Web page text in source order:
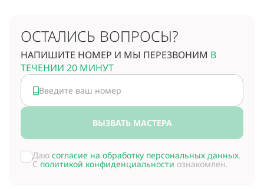
ОСТАЛИСЬ ВОПРОСЫ?
НАПИШИТЕ НОМЕР И МЫ ПЕРЕЗВОНИМ В
ТЕЧЕНИИ 20 МИНУТ
ВЫЗВАТЬ МАСТЕРА
Даю согласие на обработку персональных данных.
С политикой конфиденциальности ознакомлен.